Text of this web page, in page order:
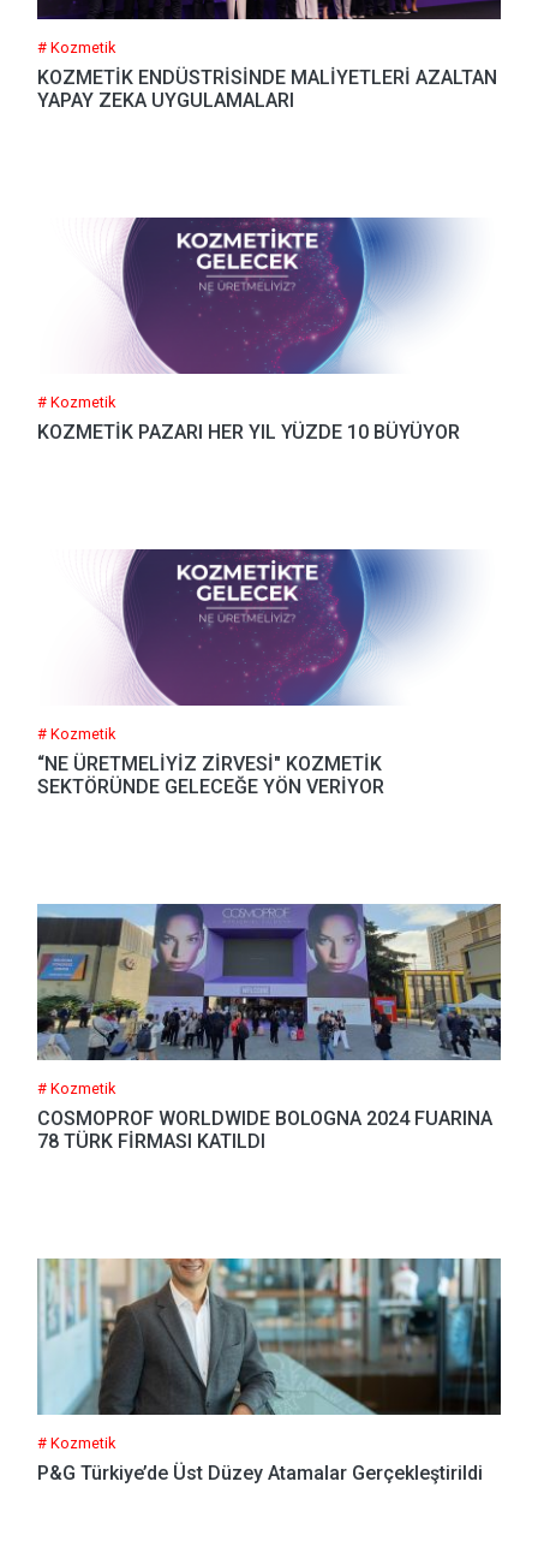
# Kozmetik
KOZMETİK ENDÜSTRİSİNDE MALİYETLERİ AZALTAN
YAPAY ZEKA UYGULAMALARI
# Kozmetik
KOZMETİK PAZARI HER YIL YÜZDE 10 BÜYÜYOR
# Kozmetik
“NE ÜRETMELİYİZ ZİRVESİ" KOZMETİK
SEKTÖRÜNDE GELECEĞE YÖN VERİYOR
# Kozmetik
COSMOPROF WORLDWIDE BOLOGNA 2024 FUARINA
78 TÜRK FİRMASI KATILDI
# Kozmetik
P&G Türkiye’de Üst Düzey Atamalar Gerçekleştirildi